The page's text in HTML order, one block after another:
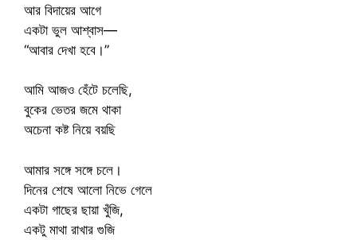
আর বিদায়ের আগে
একটা ভুল আশ্বাস—
“আবার দেখা হবে।”
আমি আজও হেঁটে চলেছি,
বুকের ভেতর জমে থাকা
অচেনা কষ্ট নিয়ে বয়ছি
আমার সঙ্গে সঙ্গে চলে।
দিনের শেষে আলো নিভে গেলে
একটা গাছের ছায়া খুঁজি,
একটু মাথা রাখার গুজি